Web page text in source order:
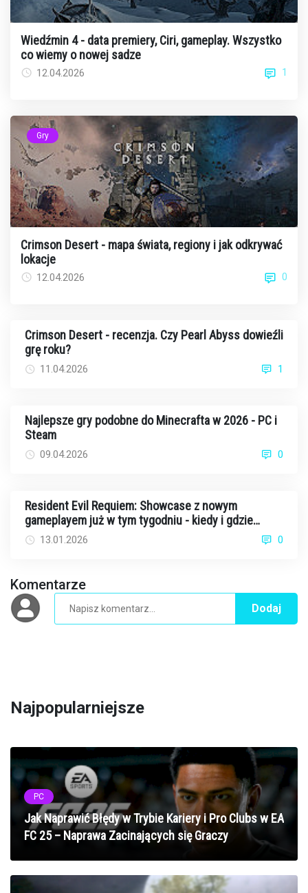
Wiedźmin 4 - data premiery, Ciri, gameplay. Wszystko
co wiemy o nowej sadze
12.04.2026 1
Gry
Crimson Desert - mapa świata, regiony i jak odkrywać
lokacje
12.04.2026 0
Crimson Desert - recenzja. Czy Pearl Abyss dowieźli
grę roku?
11.04.2026 1
Najlepsze gry podobne do Minecrafta w 2026 - PC i
Steam
09.04.2026 0
Resident Evil Requiem: Showcase z nowym
gameplayem już w tym tygodniu - kiedy i gdzie
oglądać?
13.01.2026 0
Komentarze
Dodaj
Najpopularniejsze
PC
Jak Naprawić Błędy w Trybie Kariery i Pro Clubs w EA
FC 25 – Naprawa Zacinających się Graczy